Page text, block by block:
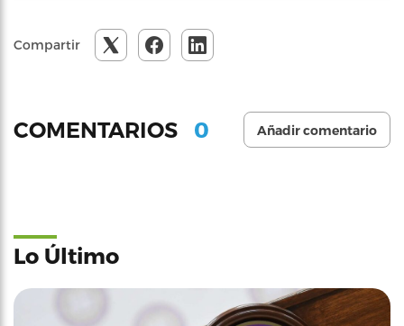
Compartir
COMENTARIOS 0 Añadir comentario
Lo Último